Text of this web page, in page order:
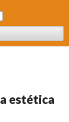
estética